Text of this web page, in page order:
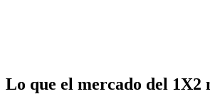
Lo que el mercado del 1X2